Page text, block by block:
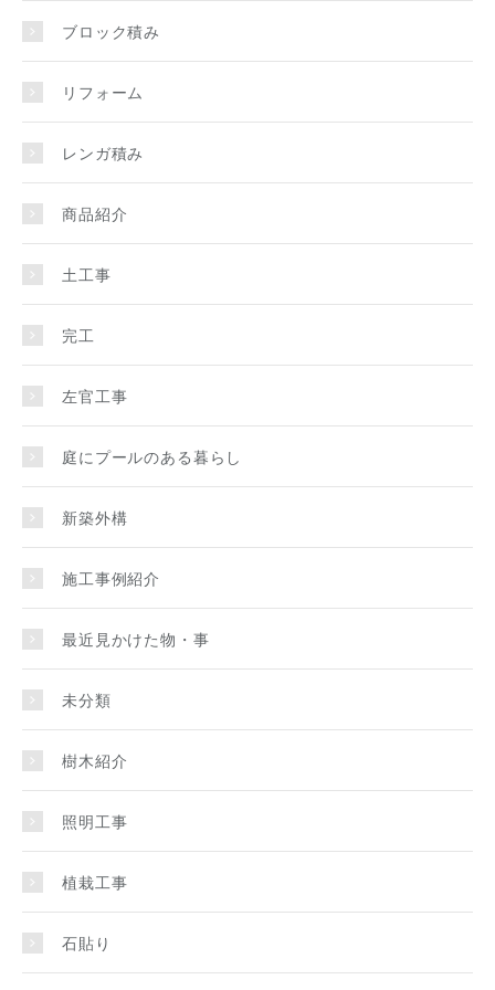
ブロック積み
リフォーム
レンガ積み
商品紹介
土工事
完工
左官工事
庭にプールのある暮らし
新築外構
施工事例紹介
最近見かけた物・事
未分類
樹木紹介
照明工事
植栽工事
石貼り